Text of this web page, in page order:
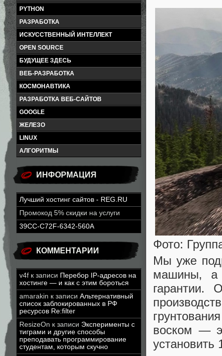
PYTHON
РАЗРАБОТКА
ИСКУССТВЕННЫЙ ИНТЕЛЛЕКТ
OPEN SOURCE
БУДУЩЕЕ ЗДЕСЬ
ВЕБ-РАЗРАБОТКА
КОСМОНАВТИКА
РАЗРАБОТКА ВЕБ-САЙТОВ
GOOGLE
ЖЕЛЕЗО
LINUX
АЛГОРИТМЫ
ИНФОРМАЦИЯ
Лучший хостинг сайтов - REG.RU
Промокод 5% скидки на услуги
39CC-C72F-6342-560A
КОММЕНТАРИИ
v4f к записи Перебор IP-адресов на
хостинге — и как с этим бороться
amarakin к записи Альтернативный
список заблокированных в РФ
ресурсов Re:filter
ResizeOn к записи Эксперименты с
тиграми и другие способы
преподавать программирование
студентам, которым скучно
Фото:
Мы уже
машины, а
гарантии.
воском —
установить